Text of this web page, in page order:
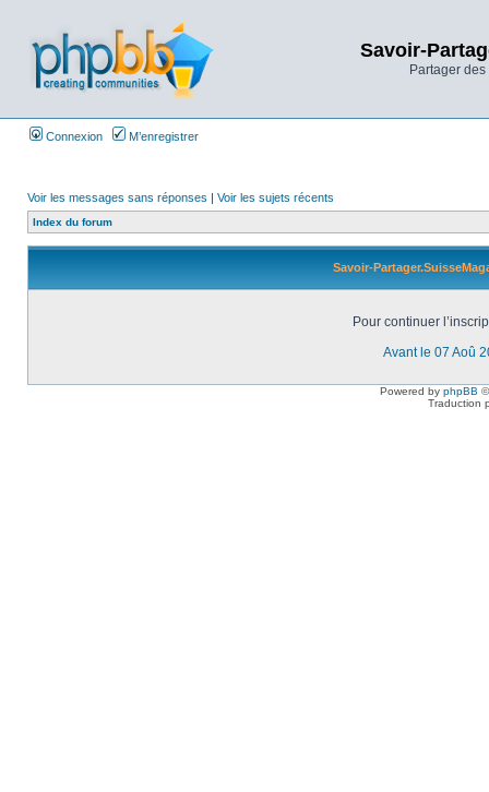
Savoir-
Partager
Connexion M’enregistrer
Voir les messages sans réponses | Voir les sujets récents
Index du forum
Savoir-
Pour continuer
Avant le 07 Aoû
Powered by phpBB
Traduction